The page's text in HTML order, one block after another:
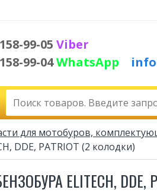
99-05 Viber
99-04WhatsApp
для мотобуров,
DDE, PATRIOT (2 колодки)
ELITECH, DDE,